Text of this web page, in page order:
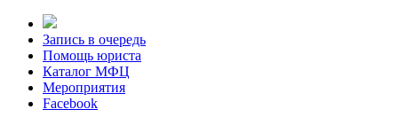
Запись в очередь
Помощь юриста
Каталог МФЦ
Мероприятия
Facebook